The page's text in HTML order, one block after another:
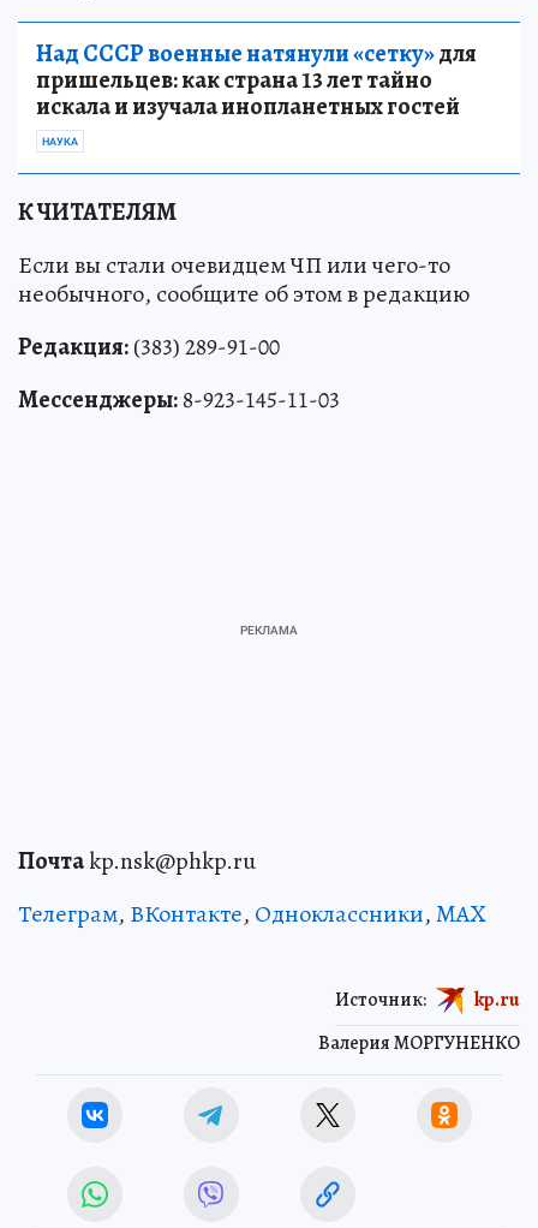
Над СССР военные натянули «сетку»для
пришельцев: как страна 13 лет тайно
искала и изучала инопланетных гостей
НАУКА
К ЧИТАТЕЛЯМ
Если вы стали очевидцем ЧП или чего-то
необычного, сообщите об этом в редакцию
Редакция:(383) 289-91-00
Мессенджеры:8-923-145-11-03
Почтаkp.nsk@phkp.ru
Телеграм, ВКонтакте, Одноклассники,MAX
Валерия МОРГУНЕНКО
Источник: kp.ru